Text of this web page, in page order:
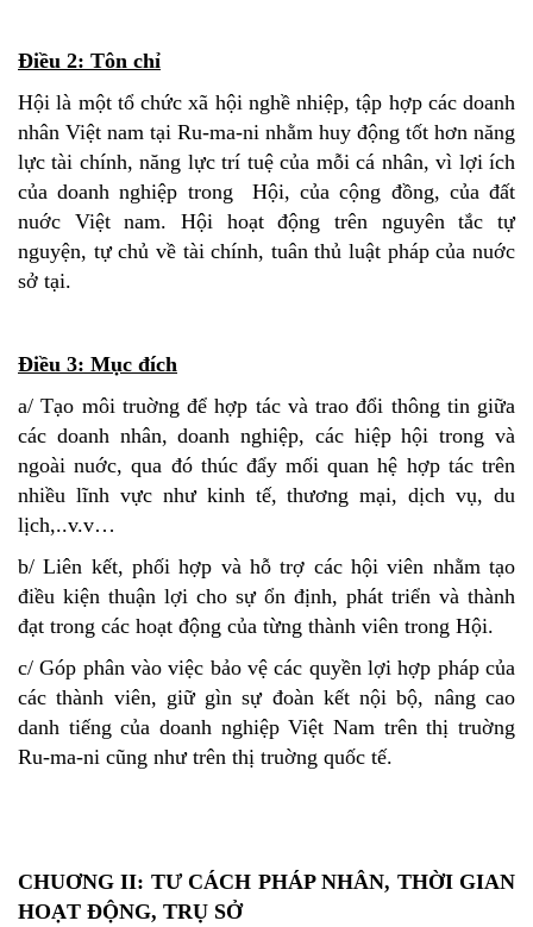
Điều 2: Tôn chỉ
Hội là một tổ chức xã hội nghề nhiệp, tập hợp các doanh
nhân Việt nam tại Ru-ma-ni nhằm huy động tốt hơn năng
lực tài chính, năng lực trí tuệ của mỗi cá nhân, vì lợi ích
của doanh nghiệp trong Hội, của cộng đồng, của đất
nuớc Việt nam. Hội hoạt động trên nguyên tắc tự
nguyện, tự chủ về tài chính, tuân thủ luật pháp của nuớc
sở tại.
Điều 3: Mục đích
a/ Tạo môi truờng để hợp tác và trao đổi thông tin giữa
các doanh nhân, doanh nghiệp, các hiệp hội trong và
ngoài nuớc, qua đó thúc đẩy mối quan hệ hợp tác trên
nhiều lĩnh vực như kinh tế, thương mại, dịch vụ, du
lịch,..v.v…
b/ Liên kết, phối hợp và hỗ trợ các hội viên nhằm tạo
điều kiện thuận lợi cho sự ổn định, phát triển và thành
đạt trong các hoạt động của từng thành viên trong Hội.
c/ Góp phân vào việc bảo vệ các quyền lợi hợp pháp của
các thành viên, giữ gìn sự đoàn kết nội bộ, nâng cao
danh tiếng của doanh nghiệp Việt Nam trên thị truờng
Ru-ma-ni cũng như trên thị truờng quốc tế.
CHUƠNG II: TƯ CÁCH PHÁP NHÂN, THỜI GIAN
HOẠT ĐỘNG, TRỤ SỞ